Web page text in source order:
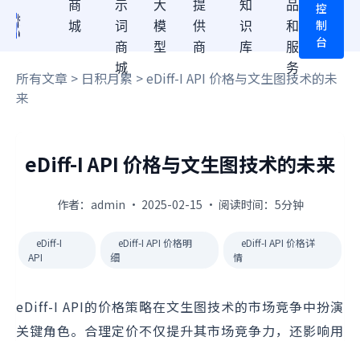
商
城
示
词
商
城
大
模
型
提
供
商
知
识
库
品
和
服
务
控
制
台
所有文章 > 日积月累 > eDiff-I API 价格与文生图技术的未
来
eDiff-I API 价格与文生图技术的未来
作者：admin · 2025-02-15 · 阅读时间：5分钟
eDiff-I
API
eDiff-I API 价格明
细
eDiff-I API 价格详
情
eDiff-I API的价格策略在文生图技术的市场竞争中扮演
关键角色。合理定价不仅提升其市场竞争力，还影响用